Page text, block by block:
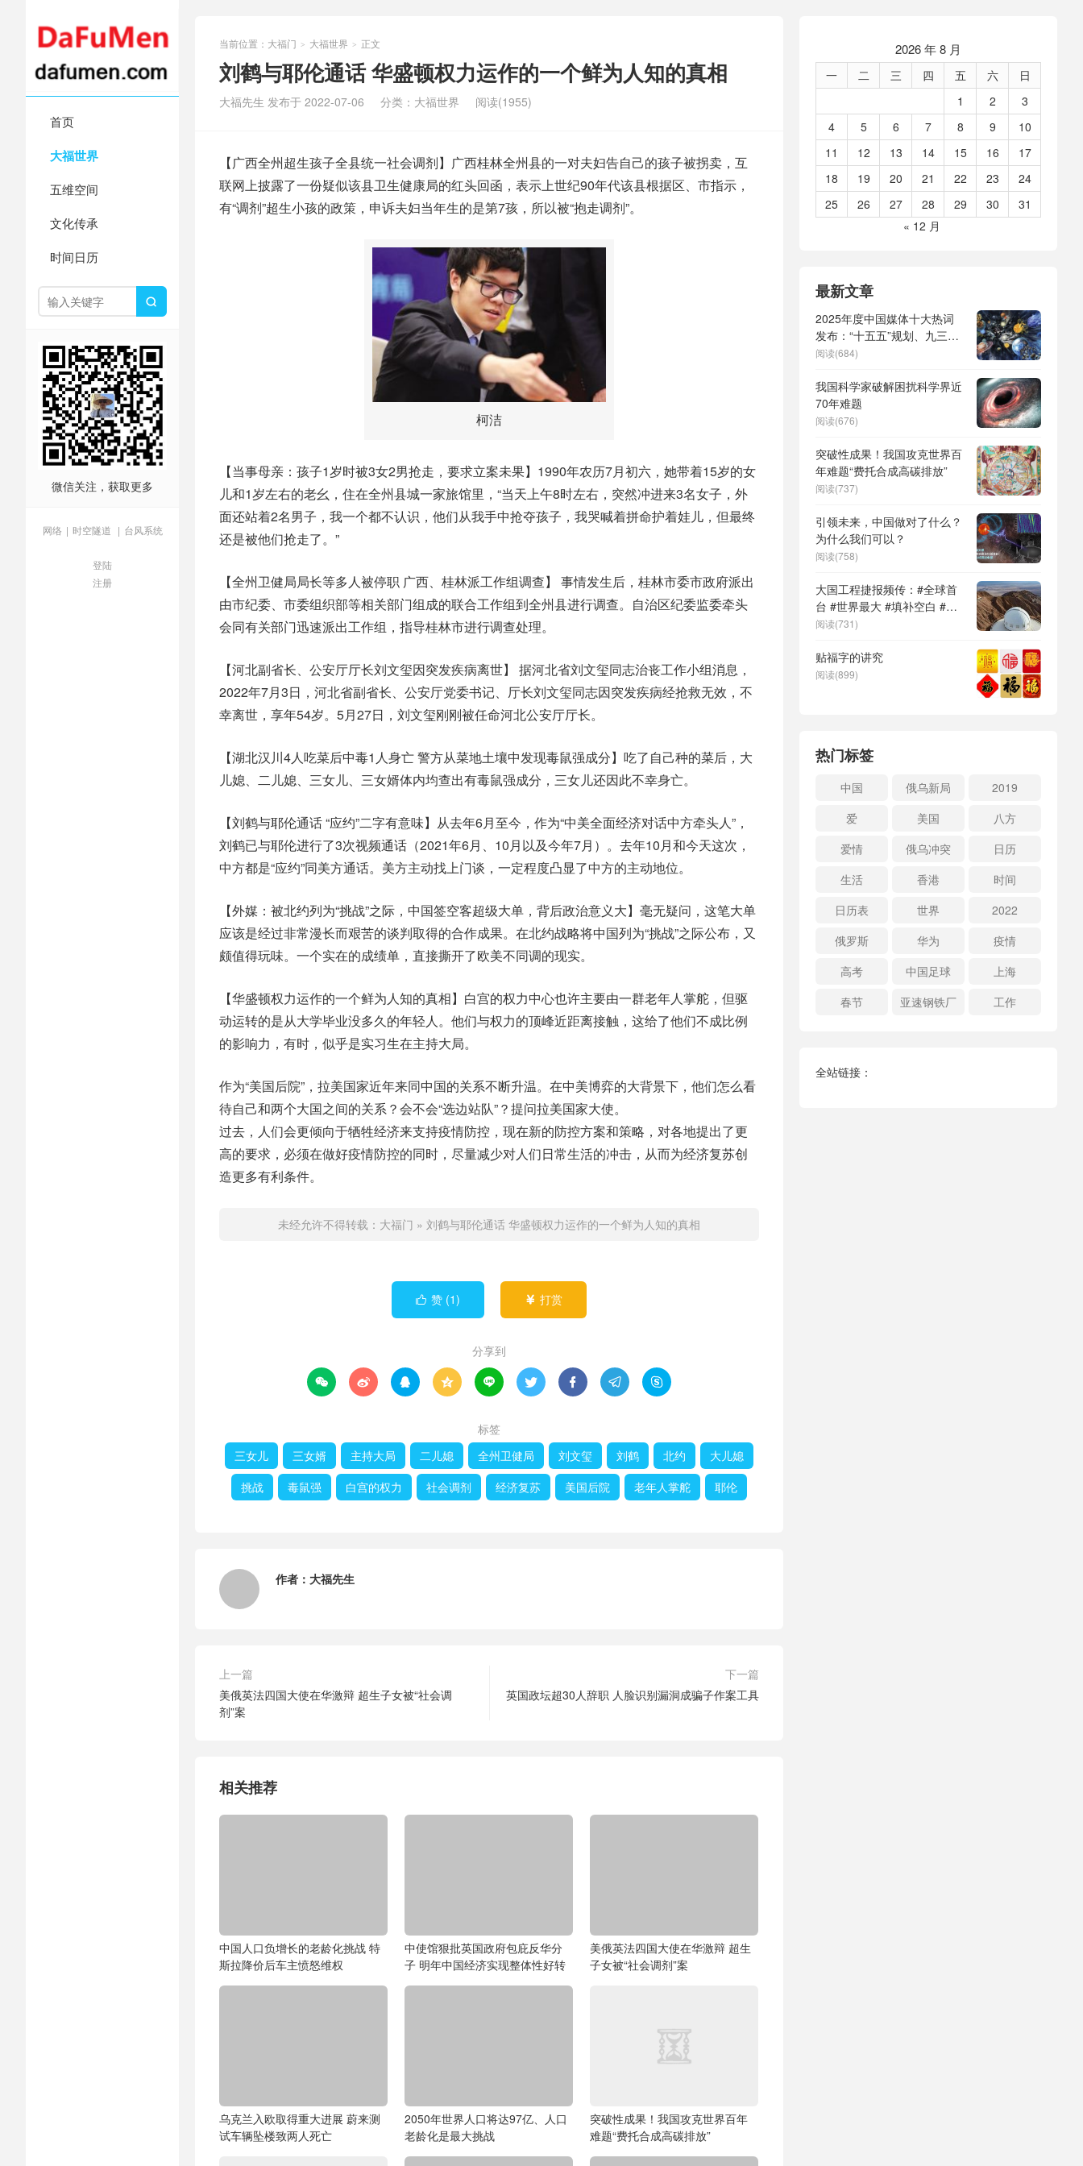
首页
大福世界
五维空间
文化传承
时间日历

微信关注，获取更多
网络 | 时空隧道 | 台风系统
登陆
注册
当前位置： 大福门 > 大福世界 > 正文
刘鹤与耶伦通话 华盛顿权力运作的一个鲜为人知的真相
大福先生 发布于 2022-07-06 分类： 大福世界 阅读(1955)
【广西全州超生孩子全县统一社会调剂】广西桂林全州县的一对夫妇告自己的孩子被拐卖，互
联网上披露了一份疑似该县卫生健康局的红头回函，表示上世纪90年代该县根据区、市指示，
有“调剂”超生小孩的政策，申诉夫妇当年生的是第7孩，所以被“抱走调剂”。
柯洁
【当事母亲：孩子1岁时被3女2男抢走，要求立案未果】1990年农历7月初六，她带着15岁的女
儿和1岁左右的老幺，住在全州县城一家旅馆里，“当天上午8时左右，突然冲进来3名女子，外
面还站着2名男子，我一个都不认识，他们从我手中抢夺孩子，我哭喊着拼命护着娃儿，但最终
还是被他们抢走了。”
【全州卫健局局长等多人被停职 广西、桂林派工作组调查】 事情发生后，桂林市委市政府派出
由市纪委、市委组织部等相关部门组成的联合工作组到全州县进行调查。自治区纪委监委牵头
会同有关部门迅速派出工作组，指导桂林市进行调查处理。
【河北副省长、公安厅厅长刘文玺因突发疾病离世】 据河北省刘文玺同志治丧工作小组消息，
2022年7月3日，河北省副省长、公安厅党委书记、厅长刘文玺同志因突发疾病经抢救无效，不
幸离世，享年54岁。5月27日，刘文玺刚刚被任命河北公安厅厅长。
【湖北汉川4人吃菜后中毒1人身亡 警方从菜地土壤中发现毒鼠强成分】吃了自己种的菜后，大
儿媳、二儿媳、三女儿、三女婿体内均查出有毒鼠强成分，三女儿还因此不幸身亡。
【刘鹤与耶伦通话 “应约”二字有意味】从去年6月至今，作为“中美全面经济对话中方牵头人”，
刘鹤已与耶伦进行了3次视频通话（2021年6月、10月以及今年7月）。去年10月和今天这次，
中方都是“应约”同美方通话。美方主动找上门谈，一定程度凸显了中方的主动地位。
【外媒：被北约列为“挑战”之际，中国签空客超级大单，背后政治意义大】毫无疑问，这笔大单
应该是经过非常漫长而艰苦的谈判取得的合作成果。在北约战略将中国列为“挑战”之际公布，又
颇值得玩味。一个实在的成绩单，直接撕开了欧美不同调的现实。
【华盛顿权力运作的一个鲜为人知的真相】白宫的权力中心也许主要由一群老年人掌舵，但驱
动运转的是从大学毕业没多久的年轻人。他们与权力的顶峰近距离接触，这给了他们不成比例
的影响力，有时，似乎是实习生在主持大局。
作为“美国后院”，拉美国家近年来同中国的关系不断升温。在中美博弈的大背景下，他们怎么看
待自己和两个大国之间的关系？会不会“选边站队”？提问拉美国家大使。
过去，人们会更倾向于牺牲经济来支持疫情防控，现在新的防控方案和策略，对各地提出了更
高的要求，必须在做好疫情防控的同时，尽量减少对人们日常生活的冲击，从而为经济复苏创
造更多有利条件。
未经允许不得转载： 大福门 » 刘鹤与耶伦通话 华盛顿权力运作的一个鲜为人知的真相
 赞 (1)  打赏
分享到
        
标签
三女儿
三女婿 主持大局 二儿媳 全州卫健局 刘文玺 刘鹤 北约
大儿媳
挑战
毒鼠强 白宫的权力 社会调剂 经济复苏 美国后院 老年人掌舵 耶伦
作者： 大福先生
上一篇
美俄英法四国大使在华激辩 超生子女被“社会调
剂”案
下一篇
英国政坛超30人辞职 人脸识别漏洞成骗子作案工具
相关推荐
中国人口负增长的老龄化挑战 特
斯拉降价后车主愤怒维权
中使馆狠批英国政府包庇反华分
子 明年中国经济实现整体性好转
美俄英法四国大使在华激辩 超生
子女被“社会调剂”案
乌克兰入欧取得重大进展 蔚来测
试车辆坠楼致两人死亡
2050年世界人口将达97亿、人口
老龄化是最大挑战
突破性成果！我国攻克世界百年
难题“费托合成高碳排放”
2026 年 8 月
一 二 三 四 五 六
日
1
2
3
4
5 6 7 8 9
10
11
12 13 14 15 16
17
18
19 20 21 22 23
24
25
26 27 28 29 30
31
« 12 月
最新文章
2025年度中国媒体十大热词
发布：“十五五”规划、九三阅
兵、全球治理倡议、
形机器人、苏超、票根经济、
育儿补贴、科学素养、网络生
态治理
阅读(684)
我国科学家破解困扰科学界近
70年难题
阅读(676)
突破性成果！我国攻克世界百
年难题“费托合成高碳排放”
阅读(737)
引领未来，中国做对了什么？
为什么我们可以？
阅读(758)
大国工程捷报频传：#全球首
台 #世界最大 #填补空白 #突
破关键节点
阅读(731)
贴福字的讲究
阅读(899)
热门标签
中国 俄乌新局
2019
爱
美国
八方
爱情
俄乌冲突
日历
生活
香港
时间
日历表
世界
2022
俄罗斯
华为
疫情
高考
中国足球
上海
春节
亚速钢铁厂 工作
全站链接：